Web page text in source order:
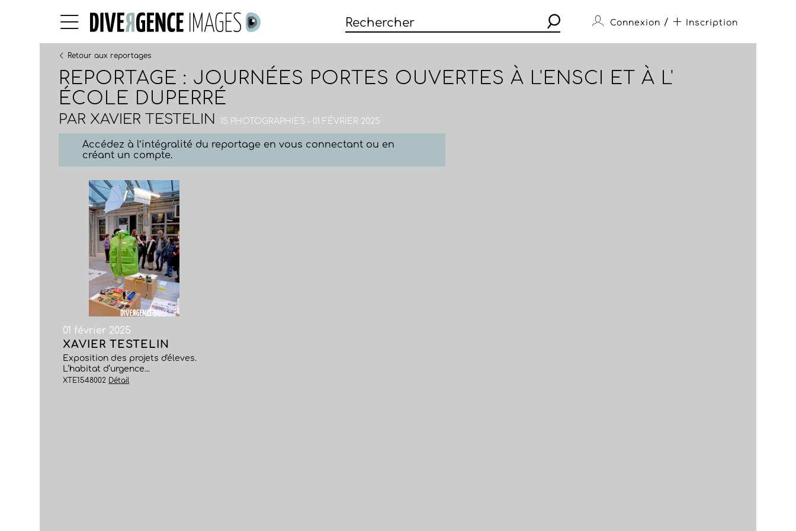
Connexion / Inscription
Retour aux reportages
REPORTAGE : JOURNÉES PORTES OUVERTES À L'ENSCI ET À L'
ÉCOLE DUPERRÉ
PAR XAVIER TESTELIN 15 PHOTOGRAPHIES - 01 FÉVRIER 2025
Accédez à l’intégralité du reportage en vous connectant ou en
créant un compte.
01 février 2025
XAVIER TESTELIN
Exposition des projets d'éleves.
L’habitat d’urgence...
XTE1548002 Détail